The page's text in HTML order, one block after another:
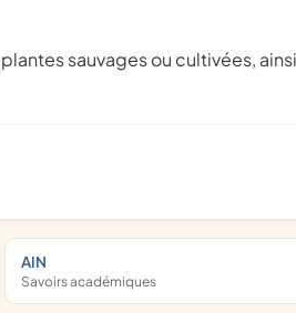
AIN
Savoirs académiques